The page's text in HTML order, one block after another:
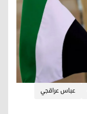
عباس عراقجي